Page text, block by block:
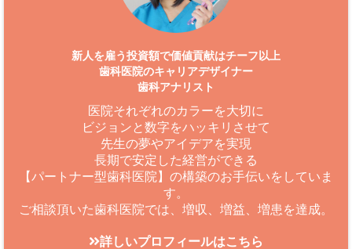
新人を雇う投資額で価値貢献はチーフ以上
歯科医院のキャリアデザイナー
歯科アナリスト
医院それぞれのカラーを大切に
ビジョンと数字をハッキリさせて
先生の夢やアイデアを実現
長期で安定した経営ができる
【パートナー型歯科医院】の構築のお手伝いをしていま
す。
ご相談頂いた歯科医院では、増収、増益、増患を達成。
詳しいプロフィールはこちら